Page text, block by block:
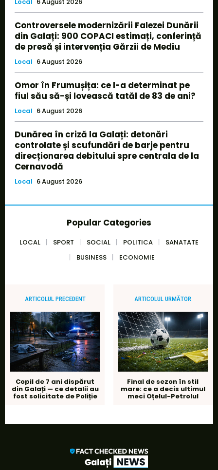
Controversele modernizării Falezei Dunării
din Galați: 900 COPACI estimați, conferință
de presă și intervenția Gărzii de Mediu
Local 6 August 2026
Omor în Frumușița: ce l-a determinat pe
fiul său să-și lovească tatăl de 83 de ani?
Local 6 August 2026
Dunărea în criză la Galați: detonări
controlate și scufundări de barje pentru
direcționarea debitului spre centrala de la
Cernavodă
Local 6 August 2026
Popular Categories
LOCAL SPORT SOCIAL POLITICA
SANATATE
BUSINESS
ECONOMIE
ARTICOLUL PRECEDENT
Copil de 7 ani dispărut
din Galați — ce detalii au
fost solicitate de Poliție
ARTICOLUL URMĂTOR
Final de sezon în stil
mare: ce a decis ultimul
meci Oțelul-Petrolul